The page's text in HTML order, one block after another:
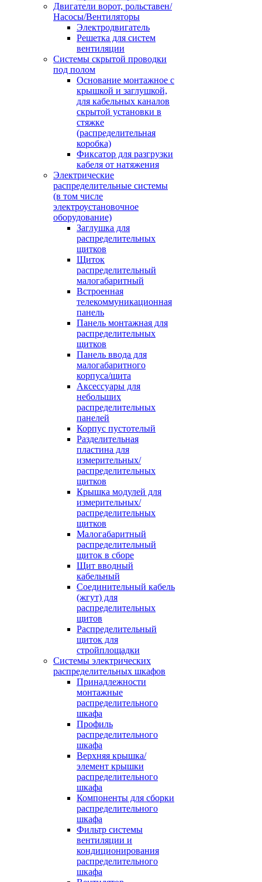
Двигатели ворот, рольставен/
Насосы/Вентиляторы
Электродвигатель
Решетка для систем
вентиляции
Системы скрытой проводки
под полом
Основание монтажное с
крышкой и заглушкой,
для кабельных каналов
скрытой установки в
стяжке
(распределительная
коробка)
Фиксатор для разгрузки
кабеля от натяжения
Электрические
распределительные системы
(в том числе
электроустановочное
оборудование)
Заглушка для
распределительных
щитков
Щиток
распределительный
малогабаритный
Встроенная
телекоммуникационная
панель
Панель монтажная для
распределительных
щитков
Панель ввода для
малогабаритного
корпуса/щита
Аксессуары для
небольших
распределительных
панелей
Корпус пустотелый
Разделительная
пластина для
измерительных/
распределительных
щитков
Крышка модулей для
измерительных/
распределительных
щитков
Малогабаритный
распределительный
щиток в сборе
Щит вводный
кабельный
Соединительный кабель
(жгут) для
распределительных
щитов
Распределительный
щиток для
стройплощадки
Системы электрических
распределительных шкафов
Принадлежности
монтажные
распределительного
шкафа
Профиль
распределительного
шкафа
Верхняя крышка/
элемент крышки
распределительного
шкафа
Компоненты для сборки
распределительного
шкафа
Фильтр системы
вентиляции и
кондиционирования
распределительного
шкафа